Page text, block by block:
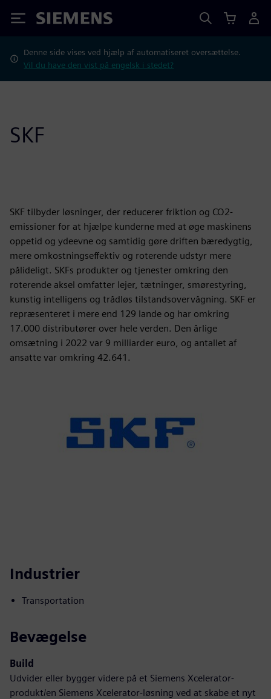
Siemens
Denne side vises ved hjælp af automatiseret oversættelse.
Vil du have den vist på engelsk i stedet?
SKF
SKF tilbyder løsninger, der reducerer friktion og CO2-
emissioner for at hjælpe kunderne med at øge maskinens
oppetid og ydeevne og samtidig gøre driften bæredygtig,
mere omkostningseffektiv og roterende udstyr mere
pålideligt. SKFs produkter og tjenester omkring den
roterende aksel omfatter lejer, tætninger, smørestyring,
kunstig intelligens og trådløs tilstandsovervågning. SKF er
repræsenteret i mere end 129 lande og har omkring
17.000 distributører over hele verden. Den årlige
omsætning i 2022 var 9 milliarder euro, og antallet af
ansatte var omkring 42.641.
Industrier
Transportation
Bevægelse
Build
Udvider eller bygger videre på et Siemens Xcelerator-
produkt/en Siemens Xcelerator-løsning ved at skabe et nyt